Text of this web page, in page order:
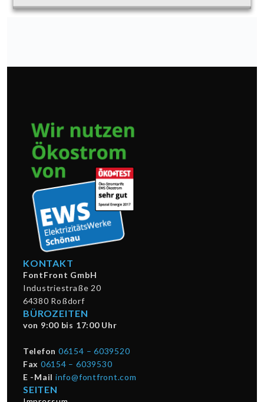
KONTAKT
FontFront GmbH
Industriestraße 20
64380 Roßdorf
BÜROZEITEN
von 9:00 bis 17:00 Uhr
Telefon 06154 – 6039520
Fax 06154 – 6039530
E -Mail info@fontfront.com
SEITEN